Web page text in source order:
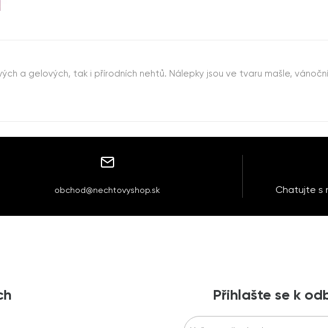
a gelových, tak i přírodních nehtů. Nálepky jsou ve tvaru mašle,
obchod@nechtovyshop.sk Chatujte s
Přihlašte se k